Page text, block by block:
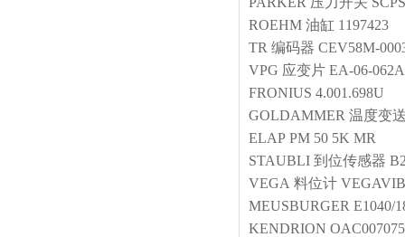
ROEHM 油缸 1197423
TR 编码器 CEV58M-
VPG 应变片 EA-06-
FRONIUS 4.001.698U
GOLDAMMER 温度变
ELAP PM 50 5K MR
STAUBLI 到位传感器
VEGA 料位计
MEUSBURGER E1040/
KENDRION OAC007075